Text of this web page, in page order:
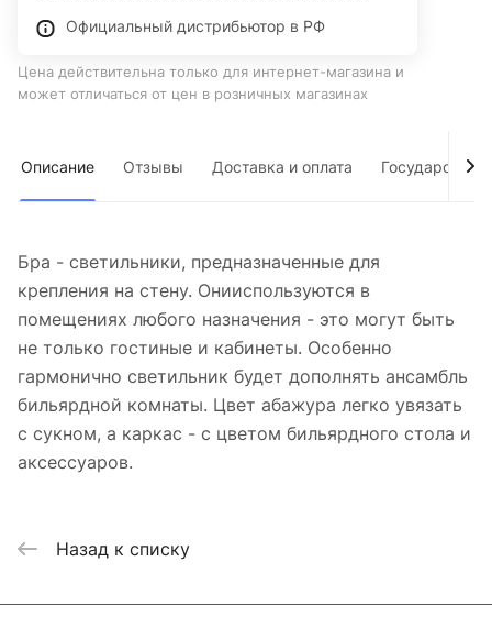
Официальный дистрибьютор в РФ
Цена действительна только для интернет-магазина и
может отличаться от цен в розничных магазинах
Описание Отзывы Доставка и оплата
Бра - светильники, предназначенные для
крепления на стену. Онииспользуются в
помещениях любого назначения - это могут быть
не только гостиные и кабинеты. Особенно
гармонично светильник будет дополнять ансамбль
бильярдной комнаты. Цвет абажура легко увязать
с сукном, а каркас - с цветом бильярдного стола и
аксессуаров.
Назад к списку